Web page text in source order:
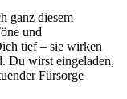
ganz diesem
und
tief – sie wirken
Du wirst eingeladen,
Fürsorge